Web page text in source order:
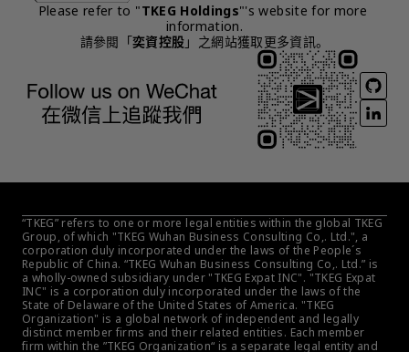
Please refer to "TKEG Holdings"'s website for more
information.
請參閱「奕資控股 」之網站獲取更多資訊。
“TKEG” refers to one or more legal entities within the global TKEG
Group, of which "TKEG Wuhan Business Consulting Co,. Ltd.", a
corporation duly incorporated under the laws of the People´s
Republic of China. “TKEG Wuhan Business Consulting Co,. Ltd.” is
a wholly-owned subsidiary under "TKEG Expat INC". "TKEG Expat
INC" is a corporation duly incorporated under the laws of the
State of Delaware of the United States of America. "TKEG
Organization" is a global network of independent and legally
distinct member firms and their related entities. Each member
firm within the ”TKEG Organization“ is a separate legal entity and